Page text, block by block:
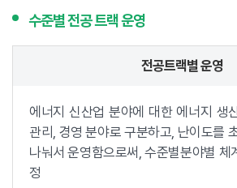
수준별 전공 트랙 운영
전공트랙별 운영
에너지 신산업 분야에 대한 에너지 생
관리, 경영 분야로 구분하고, 난이도를
나눠서 운영함으로써, 수준별분야별 체
정